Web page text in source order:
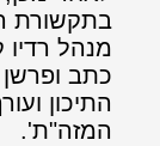
בתקשורת
מנהל רדיו
כתב ופרשן
התיכון
המזה"ת'.